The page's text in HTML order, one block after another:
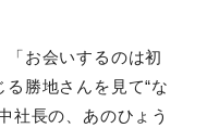
「お会いするのは初
勝地さんを見て“な
社長の、あのひょう